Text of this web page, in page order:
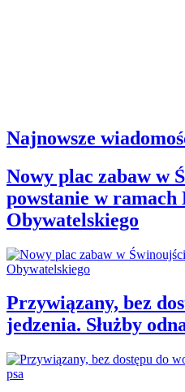
Najnowsze
Nowy plac zabaw w
powstanie w ramach
Obywatelskiego
Przywiązany, bez
jedzenia. Służby